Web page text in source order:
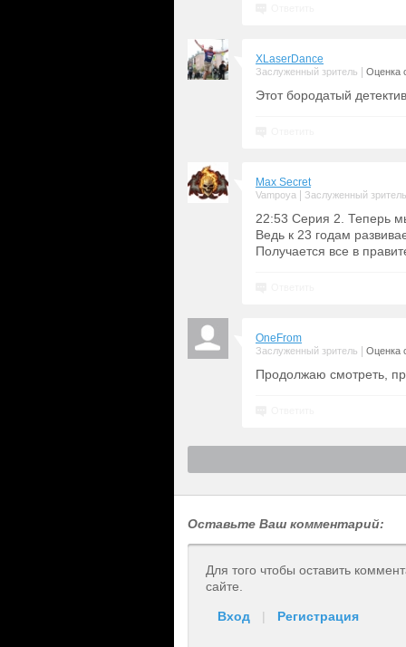
XLaserDance
Заслуженный зритель Оценка
Этот бородатый
Max Secret
Vampoya Заслуженный зритель
22:53 Серия 2. Теперь
Ведь к 23 годам
Получается все в
OneFrom
Заслуженный зритель Оценка
Продолжаю смотреть,
Оставьте Ваш комментарий:
Для того чтобы оставить
сайте.
Вход | Регистрация